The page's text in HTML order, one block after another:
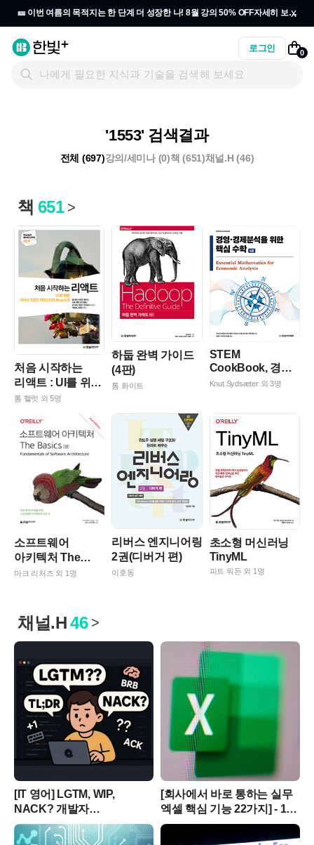
🎫 이번 여름의 목적지는 한 단계 더 성장한 나! 8월 강의 50% OFF자세히 보기
x
로그인 0
'1553' 검색결과
전체 (697)강의/세미나 (0)책 (651)채널.H (46)
책 651 >
처음 시작하는
리액트 : UI를 위한
자바스크립트
ReactJS
톰 핼럿 외 5명
하둡 완벽 가이드
(4판)
톰 화이트
STEM
CookBook, 경영·
경제분석을 위한
Knut Sydsæter 외 3명
소프트웨어
아키텍처 The
Basics(2판)
마크 리처즈 외 1명
리버스 엔지니어링
2권(디버거 편)
이호동
초소형 머신러닝
TinyML
피트 워든 외 1명
채널.H46 >
[IT 영어] LGTM, WIP,
NACK? 개발자
커뮤니티에서 사용하는
인터넷 약어/속어 15
[회사에서 바로 통하는 실무
엑셀 핵심 기능 22가지] - 15
스파크라인 작성 방법